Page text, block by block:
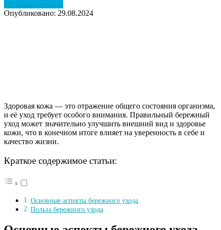
Полезные советы
Опубликовано: 29.08.2024
Здоровая кожа — это отражение общего состояния организма,
и её уход требует особого внимания. Правильный бережный
уход может значительно улучшить внешний вид и здоровье
кожи, что в конечном итоге влияет на уверенность в себе и
качество жизни.
Краткое содержимое статьи:
Основные аспекты бережного ухода
Польза бережного ухода